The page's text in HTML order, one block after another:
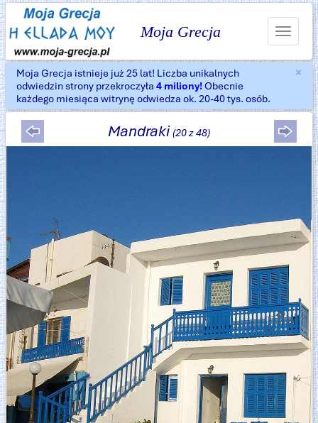
Moja Grecja
Toggle
×
Moja Grecja istnieje już 25 lat! Liczba unikalnych
odwiedzin strony przekroczyła 4 miliony!Obecnie
każdego miesiąca witrynę odwiedza ok. 20-40 tys. osób.
Mandraki(20 z 48)